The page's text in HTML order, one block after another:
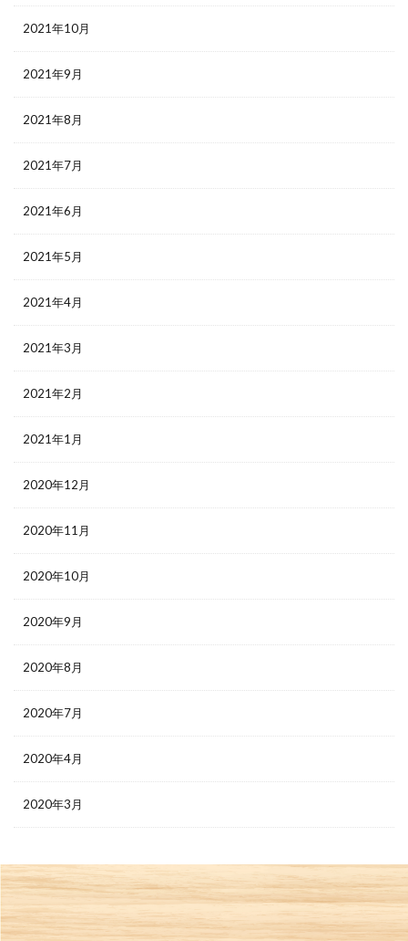
2021年10月
2021年9月
2021年8月
2021年7月
2021年6月
2021年5月
2021年4月
2021年3月
2021年2月
2021年1月
2020年12月
2020年11月
2020年10月
2020年9月
2020年8月
2020年7月
2020年4月
2020年3月